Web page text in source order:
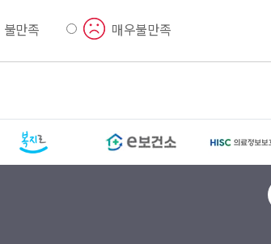
불만족 매우불만족